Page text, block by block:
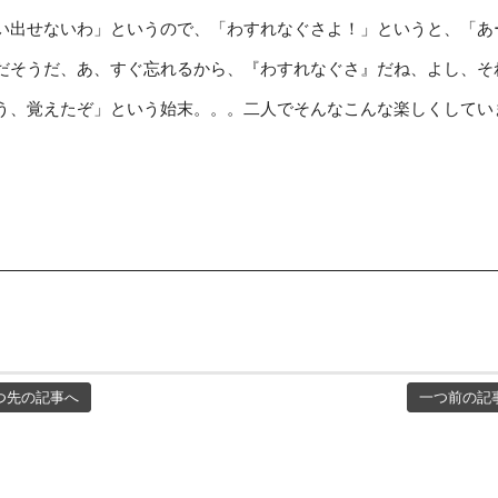
出せないわ」というので、「わすれなぐさよ！」というと、「あ
そうだ、あ、すぐ忘れるから、『わすれなぐさ』だね、よし、そ
、覚えたぞ」という始末。。。二人でそんなこんな楽しくしてい
先の記事へ 一つ前の記